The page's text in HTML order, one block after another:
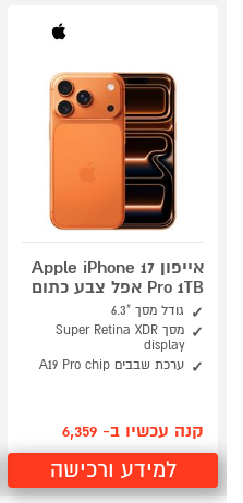
אייפון Apple iPhone 17
Pro 1TB אפל צבע כתום
גודל מסך "6.3
מסך Super Retina XDR
display
ערכת שבבים A19 Pro chip
קנה עכשיו ב- 6,359
למידע ורכישה